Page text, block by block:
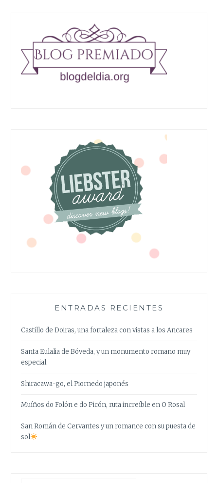
ENTRADAS RECIENTES
Castillo de Doiras, una fortaleza con vistas a los Ancares
Santa Eulalia de Bóveda, y un monumento romano muy
especial
Shiracawa-go, el Piornedo japonés
Muíños do Folón e do Picón, ruta increíble en O Rosal
San Román de Cervantes y un romance con su puesta de
sol